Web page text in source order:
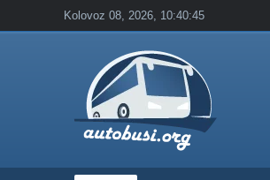
Kolovoz 08, 2026, 10:40:45